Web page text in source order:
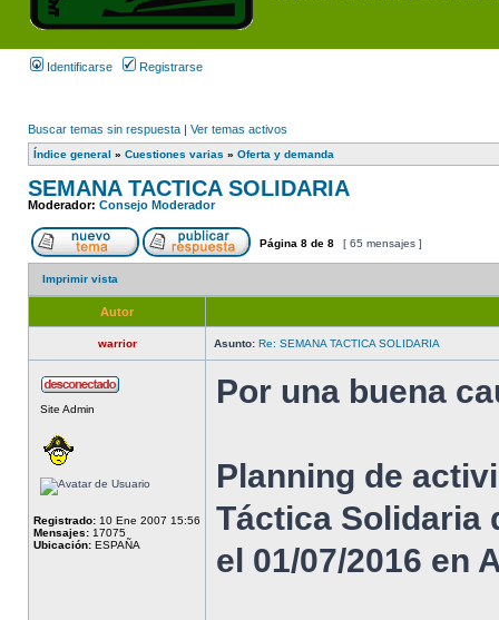
Identificarse Registrarse
Buscar temas sin respuesta | Ver temas activos
Índice general » Cuestiones varias » Oferta y demanda
SEMANA TACTICA SOLIDARIA
Moderador: Consejo Moderador
Página 8 de 8 [ 65 mensajes ]
Imprimir vista
Autor
warrior Asunto: Re: SEMANA TACTICA SOLIDARIA
Site Admin
Registrado: 10 Ene 2007 15:56
Mensajes: 17075
Ubicación: ESPAÑA
Por una buena
Planning de
Táctica Solidaria
el 01/07/2016 en